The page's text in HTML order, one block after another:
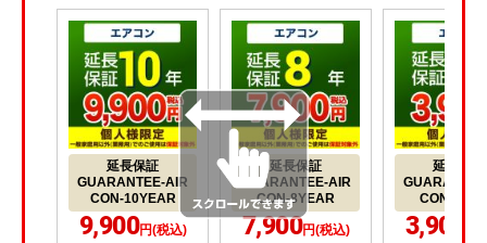
延長保証
GUARANTEE-AIR
CON-10YEAR
9,900円(税込)
延長保証
GUARANTEE-AIR
CON-8YEAR
7,900円(税込)
延長保証
CON-
3,900